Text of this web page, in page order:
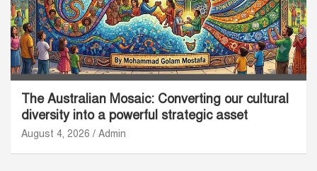
The Australian Mosaic: Converting our cultural
diversity into a powerful strategic asset
August 4, 2026 Admin